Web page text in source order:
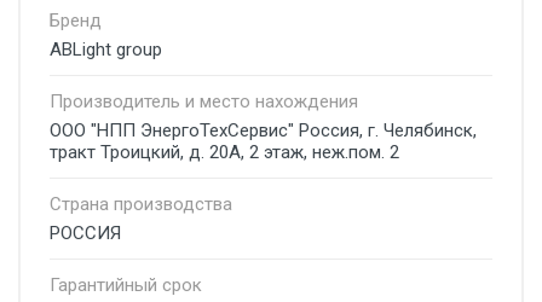
Бренд
ABLight group
Производитель и место нахождения
ООО "НПП ЭнергоТехСервис" Россия, г. Челябинск,
тракт Троицкий, д. 20А, 2 этаж, неж.пом. 2
Страна производства
РОССИЯ
Гарантийный срок